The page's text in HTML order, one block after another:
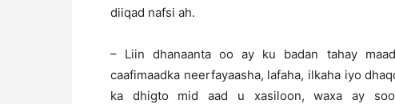
diiqad nafsi ah.
– Liin dhanaanta oo ay ku badan tahay
caafimaadka neerfayaasha, lafaha, ilkaha iyo
ka dhigto mid aad u xasiloon, waxa ay